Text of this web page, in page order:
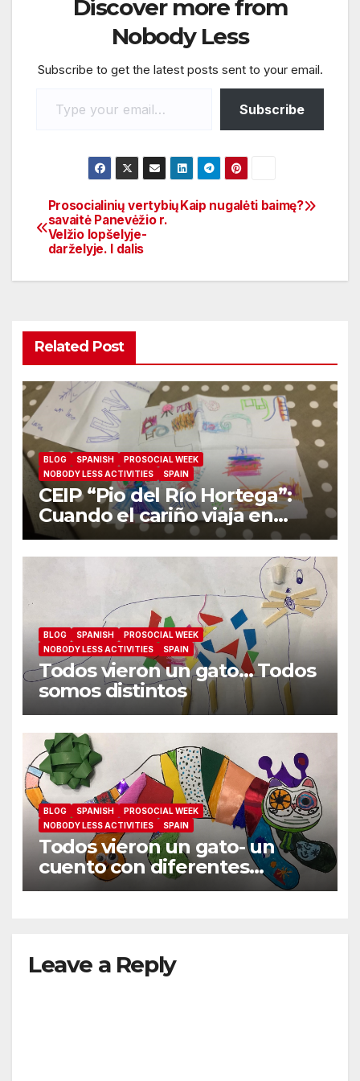
o
o
k
A
p
p
Discover more from
Nobody Less
Subscribe to get the latest posts sent to your email.
Subscribe
Kaip nugalėti baimę?
Prosocialinių vertybių
savaitė Panevėžio r.
Velžio lopšelyje-
darželyje. I dalis
Related Post
BLOG SPANISH
PROSOCIAL WEEK
NOBODY LESS ACTIVITIES
SPAIN
CEIP “Pio del Río Hortega”:
Cuando el cariño viaja en
carta
BLOG SPANISH
PROSOCIAL WEEK
NOBODY LESS ACTIVITIES
SPAIN
Todos vieron un gato… Todos
somos distintos
BLOG SPANISH
PROSOCIAL WEEK
NOBODY LESS ACTIVITIES
SPAIN
Todos vieron un gato- un
cuento con diferentes
perspectivas
Leave a Reply